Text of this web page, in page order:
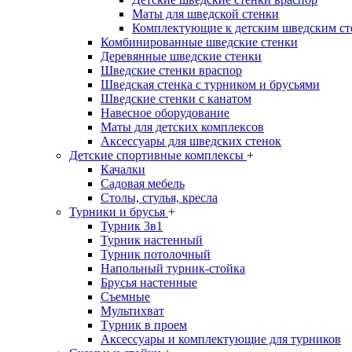
Маты для шведской стенки
Комплектующие к детским шведским
Комбинированные шведские стенки
Деревянные шведские стенки
Шведские стенки враспор
Шведская стенка с турником и брусьями
Шведские стенки с канатом
Навесное оборудование
Маты для детских комплексов
Аксессуары для шведских стенок
Детские спортивные комплексы +
Качалки
Садовая мебель
Столы, стулья, кресла
Турники и брусья +
Турник 3в1
Турник настенный
Турник потолочный
Напольный турник-стойка
Брусья настенные
Съемные
Мультихват
Tурник в проем
Аксессуары и комплектующие для турников